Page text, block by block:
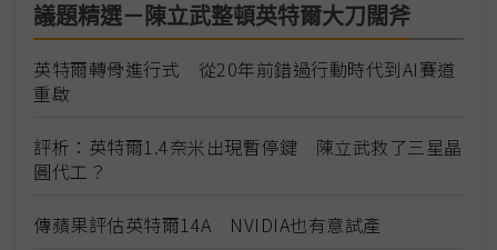
議題精選－陳立武整頓英特爾大刀闊斧
英特爾轉骨進行式 從20年前錯過行動時代到AI賽道
重啟
評析：英特爾1.4奈米出現暫停鍵 陳立武救了三星晶
圓代工？
傳蘋果評估英特爾14A NVIDIA也有意試產